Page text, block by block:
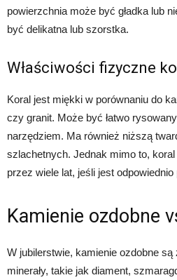
powierzchnia może być gładka lub
być delikatna lub szorstka.
Właściwości fizyczne
Koral jest miękki w porównaniu do
czy granit. Może być łatwo
narzędziem. Ma również niższą
szlachetnych. Jednak mimo to,
przez wiele lat, jeśli jest odpowiednio
Kamienie ozdobne
W jubilerstwie, kamienie ozdobne
minerały, takie jak diament,